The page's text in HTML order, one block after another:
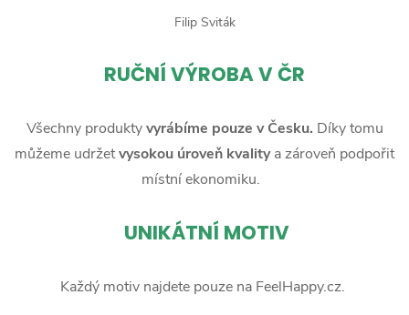
Filip Sviták
RUČNÍ VÝROBA V ČR
Všechny produktyvyrábíme pouze v Česku. Díky tomu
můžeme udržetvysokou úroveň kvalitya zároveň podpořit
místní ekonomiku.
UNIKÁTNÍ MOTIV
Každý motiv najdete pouze na FeelHappy.cz.